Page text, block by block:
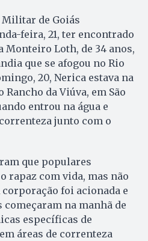
Militar de Goiás
feira, 21, ter encontrado
Monteiro Loth, de 34 anos,
que se afogou no Rio
20, Nerica estava na
da Viúva, em São
entrou na água e
junto com o
que populares
rapaz com vida, mas não
foi acionada e
começaram na manhã de
específicas de
áreas de correnteza